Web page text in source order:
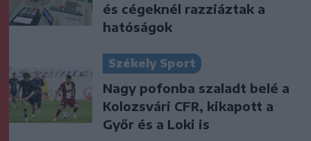
és cégeknél razziáztak a
hatóságok
Székely Sport
Nagy pofonba szaladt belé a
Kolozsvári CFR, kikapott a
Győr és a Loki is